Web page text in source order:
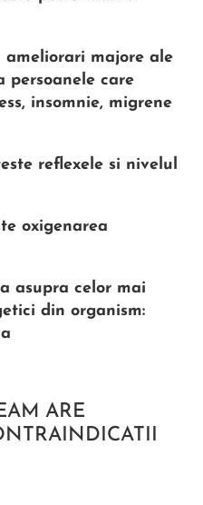
ameliorari majore ale
persoanele care
insomnie, migrene
reflexele si nivelul
oxigenarea
asupra celor mai
din organism:
ARE